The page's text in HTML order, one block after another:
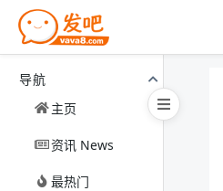
导航
主页
资讯 News
最热门